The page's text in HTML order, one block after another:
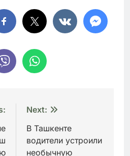
Next:
В Ташкенте
водители устроили
необычную